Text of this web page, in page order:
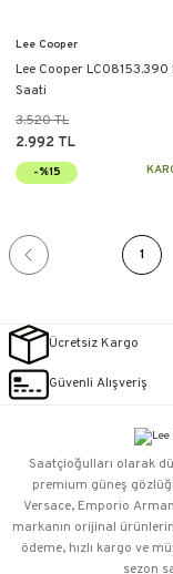
Lee Cooper
Lee Cooper LC08153.390
Saati
3.520 TL
2.992 TL
-%15
1
Ücretsiz Kargo
Güvenli Alışveriş
Saatçioğulları⁠ olarak
premium güneş
Versace, Emporio
markanın orijinal
ödeme, hızlı kargo ve
sezon